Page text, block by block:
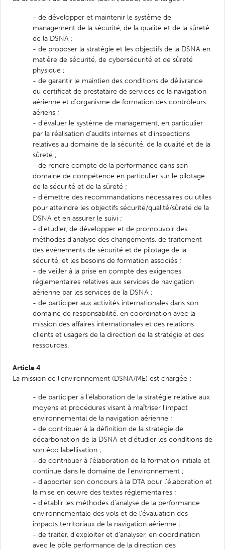
- de développer et maintenir le système de
management de la sécurité, de la qualité et de la sûreté
de la DSNA ;
- de proposer la stratégie et les objectifs de la DSNA en
matière de sécurité, de cybersécurité et de sûreté
physique ;
- de garantir le maintien des conditions de délivrance
du certificat de prestataire de services de la navigation
aérienne et d'organisme de formation des contrôleurs
aériens ;
- d'évaluer le système de management, en particulier
par la réalisation d'audits internes et d'inspections
relatives au domaine de la sécurité, de la qualité et de la
sûreté ;
- de rendre compte de la performance dans son
domaine de compétence en particulier sur le pilotage
de la sécurité et de la sûreté ;
- d'émettre des recommandations nécessaires ou utiles
pour atteindre les objectifs sécurité/qualité/sûreté de la
DSNA et en assurer le suivi ;
- d'étudier, de développer et de promouvoir des
méthodes d'analyse des changements, de traitement
des évènements de sécurité et de pilotage de la
sécurité, et les besoins de formation associés ;
- de veiller à la prise en compte des exigences
réglementaires relatives aux services de navigation
aérienne par les services de la DSNA ;
- de participer aux activités internationales dans son
domaine de responsabilité, en coordination avec la
mission des affaires internationales et des relations
clients et usagers de la direction de la stratégie et des
ressources.
Article 4
La mission de l'environnement (DSNA/ME) est chargée :
- de participer à l'élaboration de la stratégie relative aux
moyens et procédures visant à maîtriser l'impact
environnemental de la navigation aérienne ;
- de contribuer à la définition de la stratégie de
décarbonation de la DSNA et d'étudier les conditions de
son éco labellisation ;
- de contribuer à l'élaboration de la formation initiale et
continue dans le domaine de l'environnement ;
- d'apporter son concours à la DTA pour l'élaboration et
la mise en œuvre des textes réglementaires ;
- d'établir les méthodes d'analyse de la performance
environnementale des vols et de l'évaluation des
impacts territoriaux de la navigation aérienne ;
- de traiter, d'exploiter et d'analyser, en coordination
avec le pôle performance de la direction des